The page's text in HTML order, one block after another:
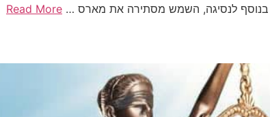
בנוסף לנסיגה, השמש מסתירה את מארס … Read More